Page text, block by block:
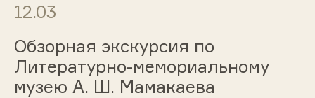
12.03
Обзорная экскурсия по
Литературно-мемориальному
музею А. Ш. Мамакаева